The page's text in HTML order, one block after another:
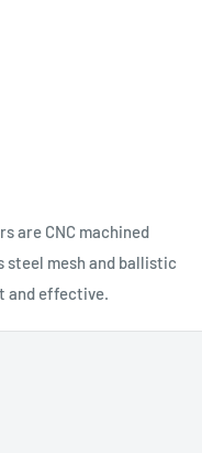
are CNC machined
mesh and ballistic
and effective.